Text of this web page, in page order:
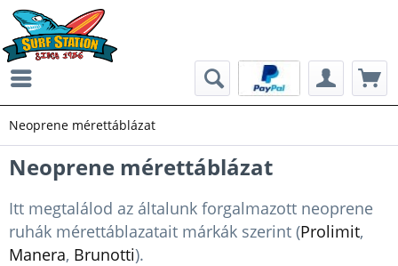
Neoprene mérettáblázat
Neoprene mérettáblázat
Itt megtalálod az általunk forgalmazott neoprene
ruhák mérettáblazatait márkák szerint (Prolimit,
Manera, Brunotti).